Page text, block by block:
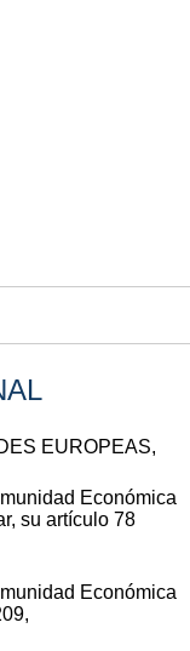
EUROPEAS,
Económica
su artículo 78
Económica